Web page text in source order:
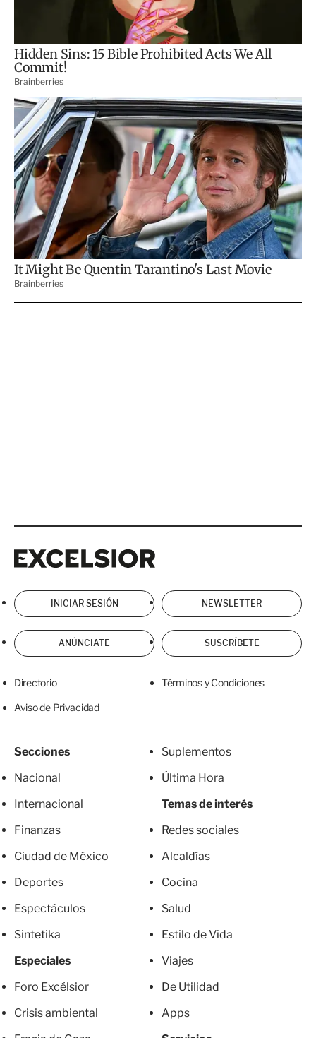
INICIAR SESIÓN NEWSLETTER
ANÚNCIATE SUSCRÍBETE
Directorio Términos y Condiciones
Aviso de Privacidad
Secciones
Nacional
Internacional
Finanzas
Ciudad de México
Deportes
Espectáculos
Sintetika
Especiales
Foro Excélsior
Crisis ambiental
Suplementos
Última Hora
Temas de interés
Redes sociales
Alcaldías
Cocina
Salud
Estilo de Vida
Viajes
De Utilidad
Apps